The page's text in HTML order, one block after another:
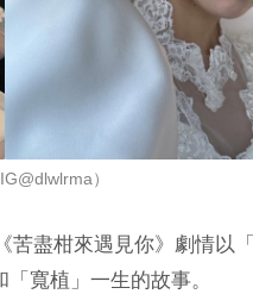
）
苦盡柑來遇見你》劇情以
寬植」一生的故事。